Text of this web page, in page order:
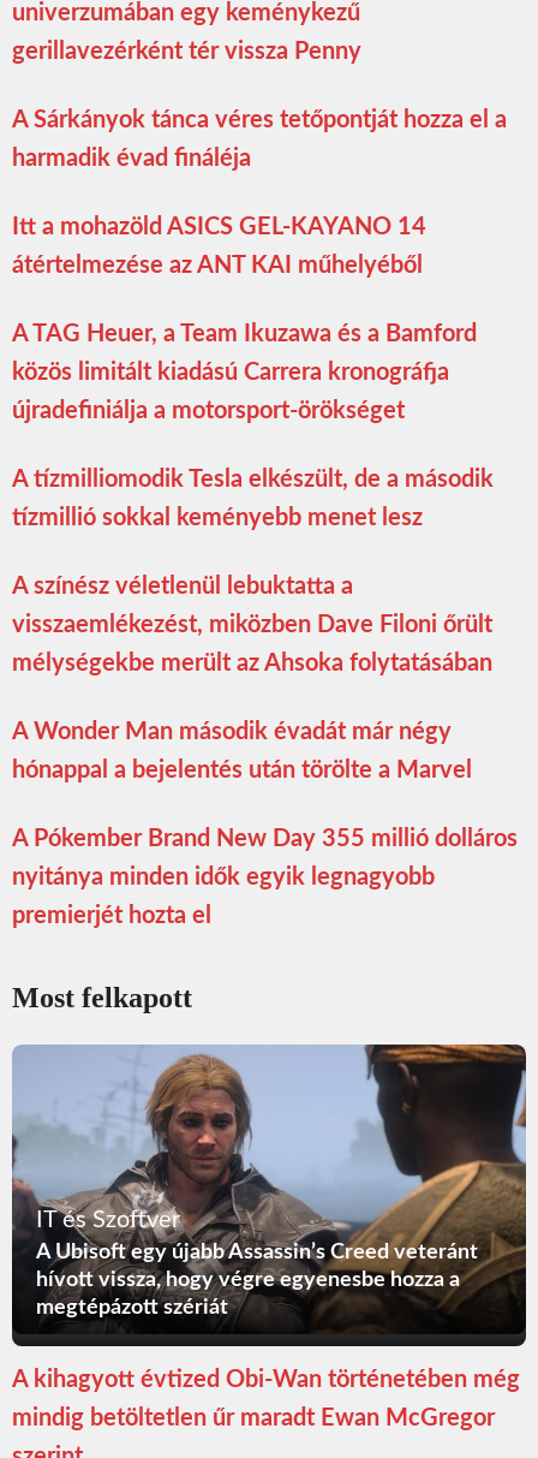
univerzumában egy keménykezű
gerillavezérként tér vissza Penny
A Sárkányok tánca véres tetőpontját hozza el a
harmadik évad fináléja
Itt a mohazöld ASICS GEL-KAYANO 14
átértelmezése az ANT KAI műhelyéből
A TAG Heuer, a Team Ikuzawa és a Bamford
közös limitált kiadású Carrera kronográfja
újradefiniálja a motorsport-örökséget
A tízmilliomodik Tesla elkészült, de a második
tízmillió sokkal keményebb menet lesz
A színész véletlenül lebuktatta a
visszaemlékezést, miközben Dave Filoni őrült
mélységekbe merült az Ahsoka folytatásában
A Wonder Man második évadát már négy
hónappal a bejelentés után törölte a Marvel
A Pókember Brand New Day 355 millió dolláros
nyitánya minden idők egyik legnagyobb
premierjét hozta el
Most felkapott
IT és Szoftver
A Ubisoft egy újabb Assassin’s Creed veteránt
hívott vissza, hogy végre egyenesbe hozza a
megtépázott szériát
A kihagyott évtized Obi-Wan történetében még
mindig betöltetlen űr maradt Ewan McGregor